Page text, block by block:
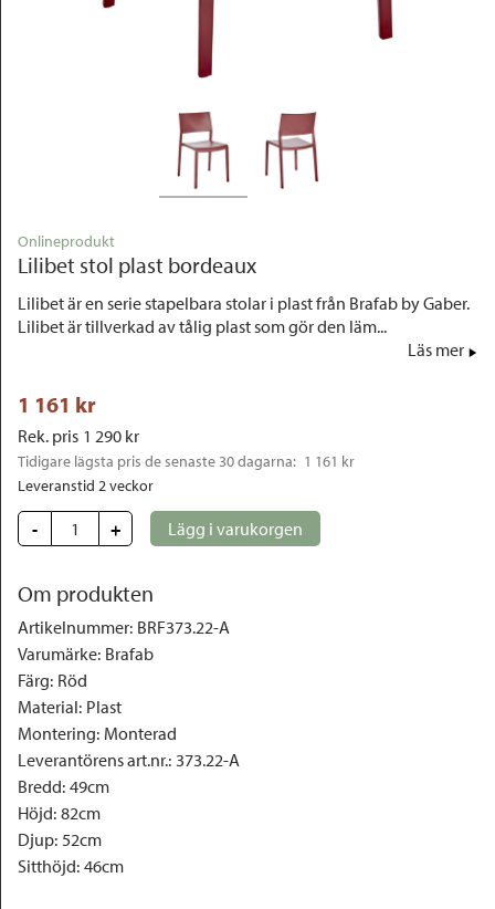
Onlineprodukt
Lilibet stol plast bordeaux
Lilibet är en serie stapelbara stolar i plast från Brafab by Gaber.
Lilibet är tillverkad av tålig plast som gör den läm...
Läs mer
1 161 kr
Rek. pris 1 290 kr
Tidigare lägsta pris de senaste 30 dagarna: 1 161 kr
Leveranstid 2 veckor
- + Lägg i varukorgen
Om produkten
Artikelnummer: BRF373.22-A
Varumärke: Brafab
Färg: Röd
Material: Plast
Montering: Monterad
Leverantörens art.nr.: 373.22-A
Bredd: 49cm
Höjd: 82cm
Djup: 52cm
Sitthöjd: 46cm